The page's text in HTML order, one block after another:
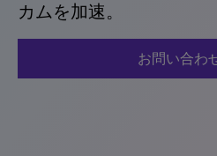
カムを加速。
お問い合わ